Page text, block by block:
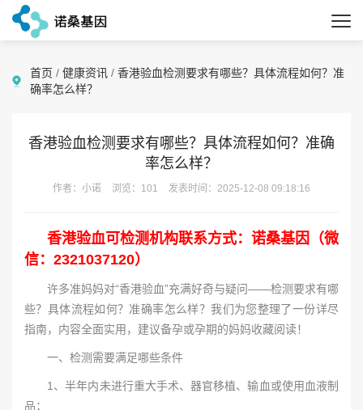
首页 / 健康资讯 / 香港验血检测要求有哪些？具体流程如何？准
确率怎么样？
香港验血检测要求有哪些？具体流程如何？准确
率怎么样？
作者：小诺 浏览：101 发表时间：2025-12-08 09:18:16
香港验血可检测机构联系方式：诺桑基因（微
信：2321037120）
许多准妈妈对“香港验血”充满好奇与疑问——检测要求有哪
些？具体流程如何？准确率怎么样？我们为您整理了一份详尽
指南，内容全面实用，建议备孕或孕期的妈妈收藏阅读！
一、检测需要满足哪些条件
1、半年内未进行重大手术、器官移植、输血或使用血液制
品；